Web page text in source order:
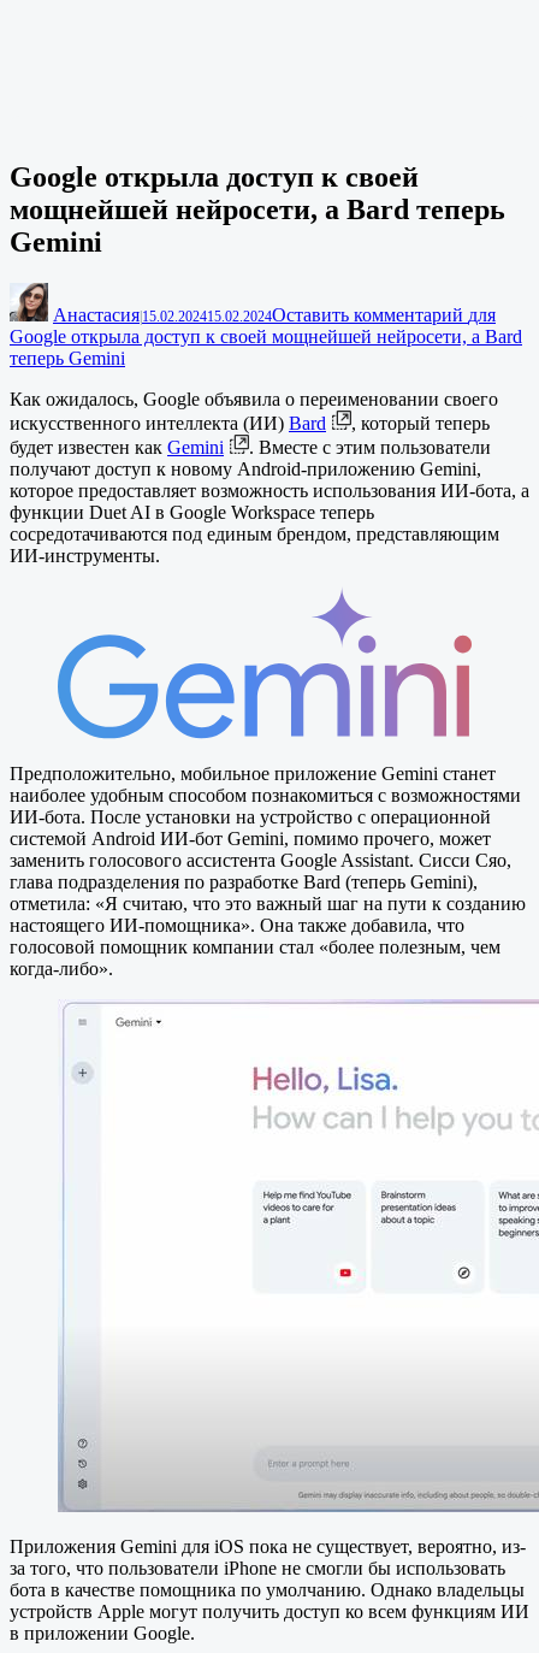
Google открыла доступ к своей
мощнейшей нейросети, а Bard теперь
Gemini
Анастасия 15.02.202415.02.2024Оставить комментарий для
Google открыла доступ к своей мощнейшей нейросети, а Bard
теперь Gemini
Как ожидалось, Google объявила о переименовании своего
искусственного интеллекта (ИИ) Bard
, который теперь
будет известен как Gemini
. Вместе с этим пользователи
получают доступ к новому Android-приложению Gemini,
которое предоставляет возможность использования ИИ-бота, а
функции Duet AI в Google Workspace теперь
сосредотачиваются под единым брендом, представляющим
ИИ-инструменты.
Предположительно, мобильное приложение Gemini станет
наиболее удобным способом познакомиться с возможностями
ИИ-бота. После установки на устройство с операционной
системой Android ИИ-бот Gemini, помимо прочего, может
заменить голосового ассистента Goоgle Assistant. Сисси Сяо,
глава подразделения по разработке Bard (теперь Gemini),
отметила: «Я считаю, что это важный шаг на пути к созданию
настоящего ИИ-помощника». Она также добавила, что
голосовой помощник компании стал «более полезным, чем
когда-либо».
Приложения Gemini для iOS пока не существует, вероятно, из-
за того, что пользователи iPhone не смогли бы использовать
бота в качестве помощника по умолчанию. Однако владельцы
устройств Apple могут получить доступ ко всем функциям ИИ
в приложении Google.